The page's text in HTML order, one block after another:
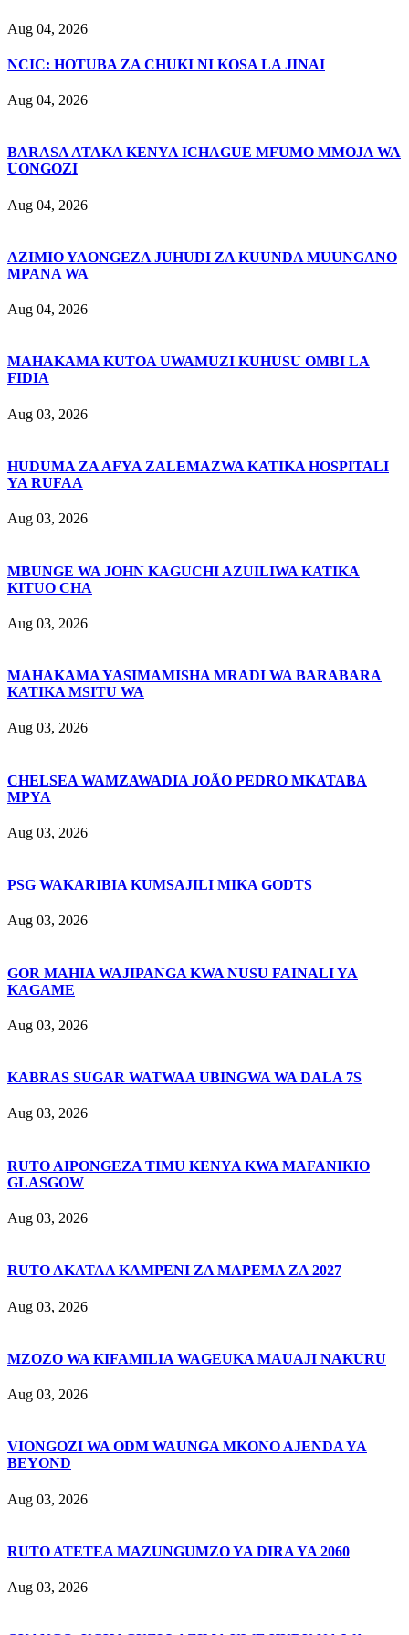
Aug 04, 2026
NCIC: HOTUBA ZA CHUKI NI KOSA LA JINAI
Aug 04, 2026
BARASA ATAKA KENYA ICHAGUE MFUMO MMOJA WA
UONGOZI
Aug 04, 2026
AZIMIO YAONGEZA JUHUDI ZA KUUNDA MUUNGANO
MPANA WA
Aug 04, 2026
MAHAKAMA KUTOA UWAMUZI KUHUSU OMBI LA
FIDIA
Aug 03, 2026
HUDUMA ZA AFYA ZALEMAZWA KATIKA HOSPITALI
YA RUFAA
Aug 03, 2026
MBUNGE WA JOHN KAGUCHI AZUILIWA KATIKA
KITUO CHA
Aug 03, 2026
MAHAKAMA YASIMAMISHA MRADI WA BARABARA
KATIKA MSITU WA
Aug 03, 2026
CHELSEA WAMZAWADIA JOÃO PEDRO MKATABA
MPYA
Aug 03, 2026
PSG WAKARIBIA KUMSAJILI MIKA GODTS
Aug 03, 2026
GOR MAHIA WAJIPANGA KWA NUSU FAINALI YA
KAGAME
Aug 03, 2026
KABRAS SUGAR WATWAA UBINGWA WA DALA 7S
Aug 03, 2026
RUTO AIPONGEZA TIMU KENYA KWA MAFANIKIO
GLASGOW
Aug 03, 2026
RUTO AKATAA KAMPENI ZA MAPEMA ZA 2027
Aug 03, 2026
MZOZO WA KIFAMILIA WAGEUKA MAUAJI NAKURU
Aug 03, 2026
VIONGOZI WA ODM WAUNGA MKONO AJENDA YA
BEYOND
Aug 03, 2026
RUTO ATETEA MAZUNGUMZO YA DIRA YA 2060
Aug 03, 2026